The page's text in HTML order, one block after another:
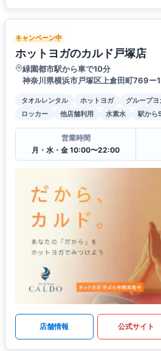
キャンペーン中
ホットヨガのカルド戸塚店
緑園都市駅から車で10分
神奈川県横浜市戸塚区上倉田町769ー
タオルレンタル ホットヨガ グループヨ
ロッカー
他店舗利用 水素水 駅から
営業時間
月・水・金 10:00〜22:00
店舗情報 公式サイト